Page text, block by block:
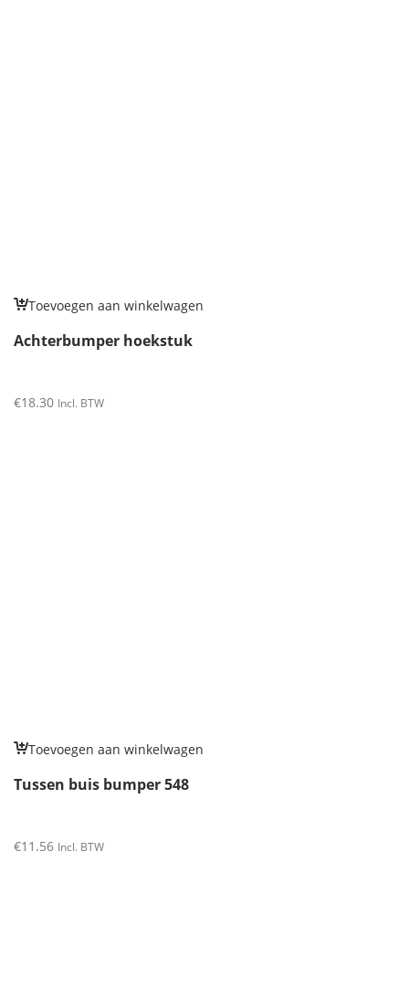
Toevoegen aan winkelwagen
Achterbumper hoekstuk
€18.30 Incl. BTW
Toevoegen aan winkelwagen
Tussen buis bumper 548
€11.56 Incl. BTW